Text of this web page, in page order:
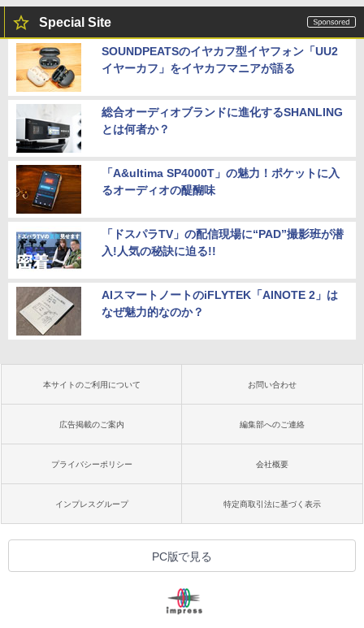
Special Site
SOUNDPEATSのイヤカフ型イヤフォン「UU2
イヤーカフ」をイヤカフマニアが語る
総合オーディオブランドに進化するSHANLING
とは何者か？
「A&ultima SP4000T」の魅力！ポケットに入
るオーディオの醍醐味
「ドスパラTV」の配信現場に“PAD”撮影班が潜
入!人気の秘訣に迫る!!
AIスマートノートのiFLYTEK「AINOTE 2」は
なぜ魅力的なのか？
本サイトのご利用について お問い合わせ
広告掲載のご案内 編集部へのご連絡
プライバシーポリシー 会社概要
インプレスグループ 特定商取引法に基づく表示
PC版で見る